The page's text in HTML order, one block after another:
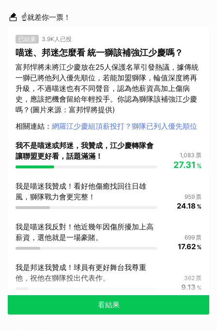
☝就差你一票！
已結束 3.9K人已投
喵迷、邦迷怎麼看 統一獅該補強江少慶嗎？
富邦悍將未將江少慶放在25人保護名單引發熱議，據傳統
一獅已將他列入優先順位，若能加盟獅隊，輪值深度將再
升級，不過喵迷也有不同聲音，認為他薪資高加上傷病
史，應該把機會留給年輕投手。你認為獅隊該補強江少慶
嗎？(圖片來源：富邦悍將提供)
相關連結 ： 網羅江少慶組頂薪投打？獅隊已列入優先順位
我不是喵迷或邦迷，我贊成，江少慶轉隊會
讓聯盟更好看，話題滿滿！
1,083 票
27.31 %
我是喵迷我贊成！看好他傷癒找回往日雄
風，獅隊戰力會更完整！
959 票
24.18 %
我是喵迷我反對！他近幾年因傷所擾加上高
薪資，選他就是一場豪賭。
699 票
17.62 %
我是邦迷我贊成！球員有更好舞台我尊重
他，祝他在獅隊投出代表作。
362 票
9.13 %
看結果